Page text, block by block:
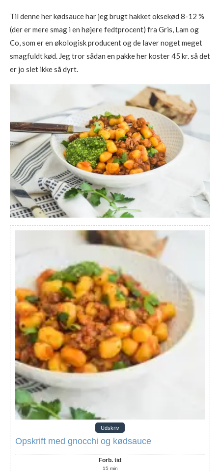
Til denne her kødsauce har jeg brugt hakket oksekød 8-12 %
(der er mere smag i en højere fedtprocent) fra Gris, Lam og
Co, som er en økologisk producent og de laver noget meget
smagfuldt kød. Jeg tror sådan en pakke her koster 45 kr. så det
er jo slet ikke så dyrt.
Udskriv
Opskrift med gnocchi og kødsauce
Forb. tid
15 min